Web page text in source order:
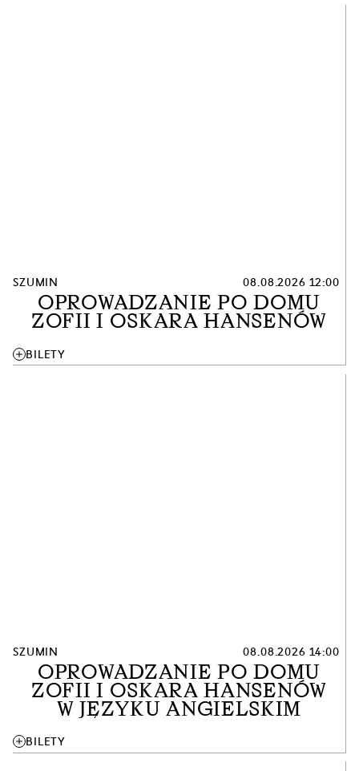
SZUMIN 08.08.2026 12:00
OPROWADZANIE PO DOMU
ZOFII I OSKARA HANSENÓW
addBILETY
SZUMIN 08.08.2026 14:00
OPROWADZANIE PO DOMU
ZOFII I OSKARA HANSENÓW
W JĘZYKU ANGIELSKIM
addBILETY